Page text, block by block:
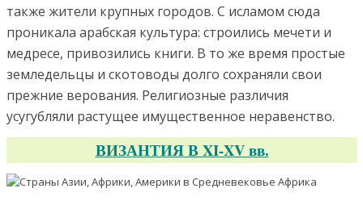
также жители крупных городов. С исламом сюда
проникала арабская культура: строились мечети и
медресе, привозились книги. В то же время простые
земледельцы и скотоводы долго сохраняли свои
прежние верования. Религиозные различия
усугубляли растущее имущественное неравенство.
ВИЗАНТИЯ В XI-XV вв.